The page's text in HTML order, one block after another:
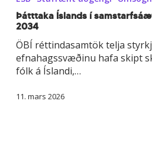
í
samstarfsáætlunum
ESB
2028-
2034
Þátttaka Íslands í
2034
ÖBÍ réttindasamtök telja
efnahagssvæðinu hafa skipt
fólk á Íslandi,…
11. mars 2026